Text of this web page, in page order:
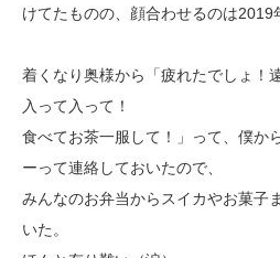
けてたものの、顔合わせるのは2019
着くなり奥様から「疲れたでしょ！
入って入って！
食べてお茶一服して！」って、僕か
ーって連絡しておいたので、
みんなのお弁当からスイカやお菓子
いた。